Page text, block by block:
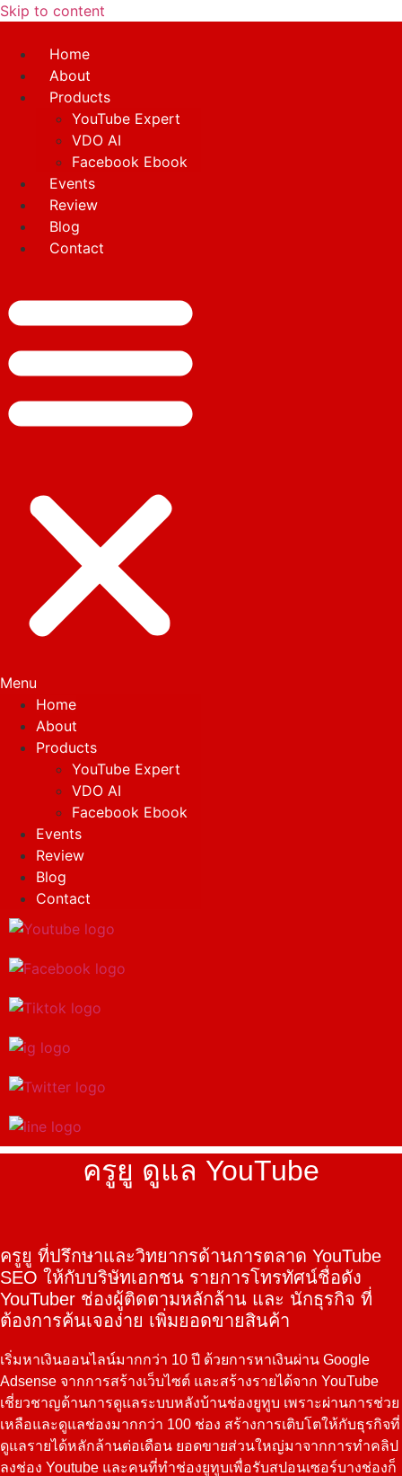
Skip to content
Home
About
Products
YouTube Expert
VDO AI
Facebook Ebook
Events
Review
Blog
Contact
Menu
Home
About
Products
YouTube Expert
VDO AI
Facebook Ebook
Events
Review
Blog
Contact
ครูยู ดูแล YouTube
ครูยู ที่ปรึกษาและวิทยากรด้านการตลาด YouTube
SEO ให้กับบริษัทเอกชน รายการโทรทัศน์ชื่อดัง
YouTuber ช่องผู้ติดตามหลักล้าน และ นักธุรกิจ ที่
ต้องการค้นเจอง่าย เพิ่มยอดขายสินค้า
เริ่มหาเงินออนไลน์มากกว่า 10 ปี ด้วยการหาเงินผ่าน Google
Adsense จากการสร้างเว็บไซต์ และสร้างรายได้จาก YouTube
เชี่ยวชาญด้านการดูแลระบบหลังบ้านช่องยูทูบ เพราะผ่านการช่วย
เหลือและดูแลช่องมากกว่า 100 ช่อง สร้างการเติบโตให้กับธุรกิจที่
ดูแลรายได้หลักล้านต่อเดือน ยอดขายส่วนใหญ่มาจากการทำคลิป
ลงช่อง Youtube และคนที่ทำช่องยูทูบเพื่อรับสปอนเซอร์บางช่องก็